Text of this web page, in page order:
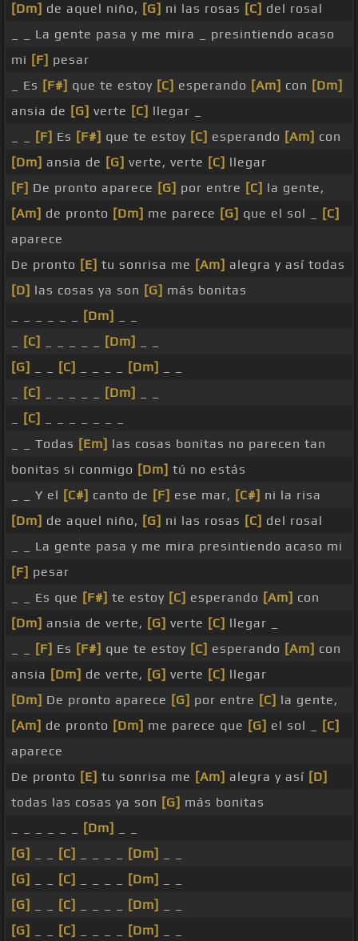
[Dm] de aquel niño, [G] ni las rosas [C] del rosal
_ _ La gente pasa y me mira _ presintiendo acaso
mi [F] pesar
_ Es [F#] que te estoy [C] esperando [Am] con [Dm]
ansia de [G] verte [C] llegar _
[F] Es [F#] que te estoy [C] esperando [Am] con
[Dm] ansia de [G] verte, verte [C] llegar
[F] De pronto aparece [G] por entre [C] la gente,
[Am] de pronto [Dm] me parece [G] que el sol _
[C]
aparece
De pronto [E] tu sonrisa me [Am] alegra y así todas
[D] las cosas ya son [G] más bonitas
[Dm]
[C] [Dm]
[G]
[C] [Dm]
[C] [Dm]
[C]
_ _ Todas [Em] las cosas bonitas no parecen tan
bonitas si conmigo [Dm] tú no estás
_ _ Y el [C#] canto de [F] ese mar, [C#] ni la risa
[Dm] de aquel niño, [G] ni las rosas [C] del rosal
_ _ La gente pasa y me mira presintiendo acaso mi
[F] pesar
_ _ Es que [F#] te estoy [C] esperando [Am] con
[Dm] ansia de verte, [G] verte [C] llegar _
[F] Es [F#] que te estoy [C] esperando [Am] con
ansia [Dm] de verte, [G] verte [C] llegar
[Dm] De pronto aparece [G] por entre [C] la gente,
[Am] de pronto [Dm] me parece que [G] el sol _
[C]
aparece
De pronto [E] tu sonrisa me [Am] alegra y así [D]
todas las cosas ya son [G] más bonitas
[Dm]
[G]
[C] [Dm]
[G]
[C] [Dm]
[G]
[C] [Dm]
[G]
[C] [Dm]